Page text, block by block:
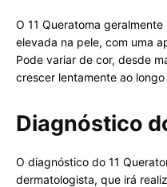
O 11 Queratoma
elevada na pele, com uma
Pode variar de cor, desde
crescer lentamente ao
Diagnóstico
O diagnóstico do 11
dermatologista, que irá